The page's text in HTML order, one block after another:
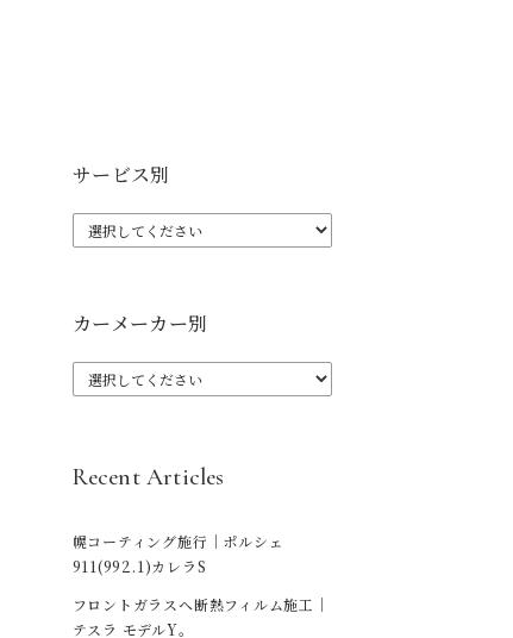
サービス別
カーメーカー別
Recent Articles
幌コーティング施行｜ポルシェ
911(992.1)カレラS
フロントガラスへ断熱フィルム施工｜
テスラ モデルY。